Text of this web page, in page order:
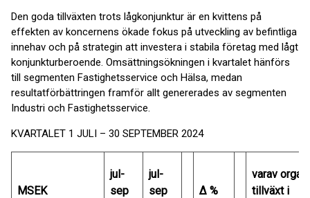
Den goda tillväxten trots lågkonjunktur är en kvittens på
effekten av koncernens ökade fokus på utveckling av befintliga
innehav och på strategin att investera i stabila företag med lågt
konjunkturberoende. Omsättningsökningen i kvartalet hänförs
till segmenten Fastighetsservice och Hälsa, medan
resultatförbättringen framför allt genererades av segmenten
Industri och Fastighetsservice.
KVARTALET 1 JULI – 30 SEPTEMBER 2024
MSEK
jul-
sep
jul-
sep
∆ %
varav
tillväxt i